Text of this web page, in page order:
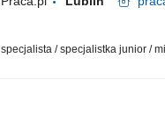
specjalista / specjalistka junior /